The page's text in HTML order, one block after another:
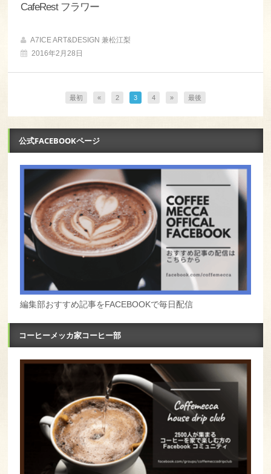
CafeRest フラワー
A7ICE ART&DESIGN 兼松江梨
2016年2月28日
最初 « 2 3 4 » 最後
公式FACEBOOKページ
編集部おすすめ記事をFACEBOOKで毎日配信
コーヒーメッカ家コーヒー部